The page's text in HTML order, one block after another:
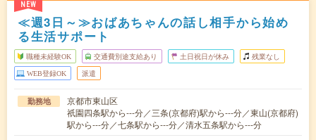
NEW
≪週3日～≫おばあちゃんの話し相手から始め
る生活サポート
職種未経験OK 交通費別途支給あり 土日祝日が休み 残業なし
WEB登録OK 派遣
勤務地
京都市東山区
祇園四条駅から---分／三条(京都府)駅から---分／東山(京都府)
駅から---分／七条駅から---分／清水五条駅から---分